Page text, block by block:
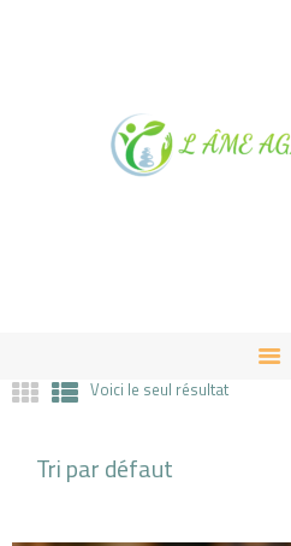
NOTRE MAGASIN À
ALBUSSAC
Voici le seul résultat